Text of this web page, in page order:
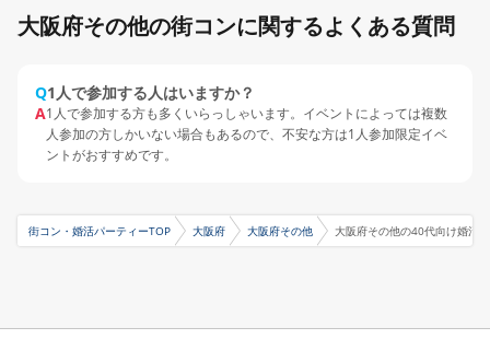
大阪府その他の街コンに関するよくある質問
Q1人で参加する人はいますか？
A1人で参加する方も多くいらっしゃいます。イベントによっては複数
人参加の方しかいない場合もあるので、不安な方は1人参加限定イベ
ントがおすすめです。
街コン・婚活パーティーTOP 大阪府 大阪府その他 大阪府その他の40代向け婚活